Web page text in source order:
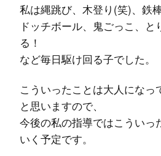
私は縄跳び、木登り(笑)、鉄棒
ドッチボール、鬼ごっこ、と
る！
など毎日駆け回る子でした。
こういったことは大人になっ
と思いますので、
今後の私の指導ではこういっ
いく予定です。